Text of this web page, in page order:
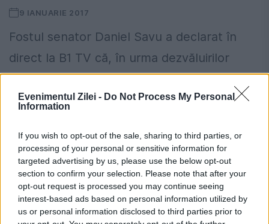
Evenimentul Zilei - Do Not Process My Personal
Information
If you wish to opt-out of the sale, sharing to third parties, or
processing of your personal or sensitive information for
targeted advertising by us, please use the below opt-out
section to confirm your selection. Please note that after your
opt-out request is processed you may continue seeing
interest-based ads based on personal information utilized by
us or personal information disclosed to third parties prior to
9 IANUARIE 2017
Fostul senator Daniel Savu a declarat în
direct la B1 TV că, în urma dezvăluirilor
făcute de Sebastian Ghiță, ar trebui să se
întrunească o comisie parlamentară pentru